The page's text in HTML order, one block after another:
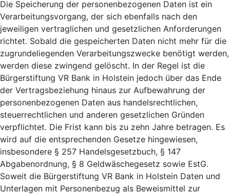
Die Speicherung der personenbezogenen Daten ist ein
Verarbeitungsvorgang, der sich ebenfalls nach den
jeweiligen vertraglichen und gesetzlichen Anforderungen
richtet. Sobald die gespeicherten Daten nicht mehr für die
zugrundeliegenden Verarbeitungszwecke benötigt werden,
werden diese zwingend gelöscht. In der Regel ist die
Bürgerstiftung VR Bank in Holstein jedoch über das Ende
der Vertragsbeziehung hinaus zur Aufbewahrung der
personenbezogenen Daten aus handelsrechtlichen,
steuerrechtlichen und anderen gesetzlichen Gründen
verpflichtet. Die Frist kann bis zu zehn Jahre betragen. Es
wird auf die entsprechenden Gesetze hingewiesen,
insbesondere § 257 Handelsgesetzbuch, § 147
Abgabenordnung, § 8 Geldwäschegesetz sowie EstG.
Soweit die Bürgerstiftung VR Bank in Holstein Daten und
Unterlagen mit Personenbezug als Beweismittel zur